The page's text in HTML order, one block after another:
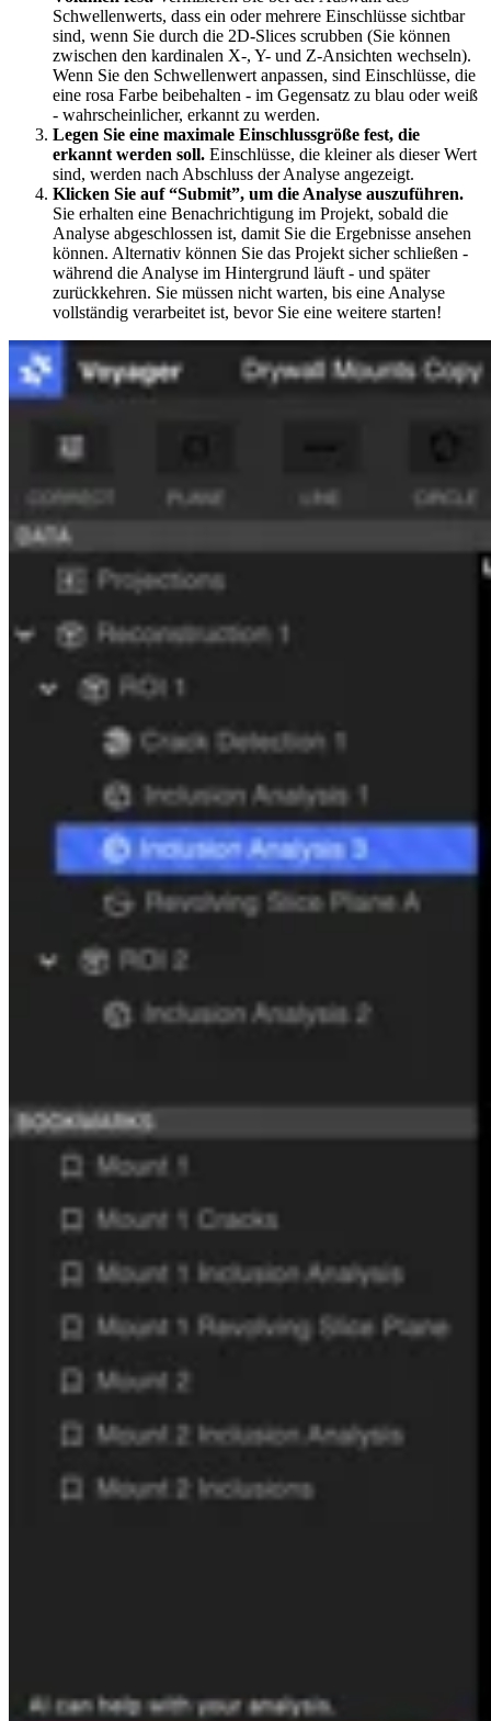
Schwellenwerts, dass ein oder mehrere Einschlüsse sichtbar
sind, wenn Sie durch die 2D-Slices scrubben (Sie können
zwischen den kardinalen X-, Y- und Z-Ansichten wechseln).
Wenn Sie den Schwellenwert anpassen, sind Einschlüsse, die
eine rosa Farbe beibehalten - im Gegensatz zu blau oder weiß
- wahrscheinlicher, erkannt zu werden.
Legen Sie eine maximale Einschlussgröße fest, die
erkannt werden soll. Einschlüsse, die kleiner als dieser Wert
sind, werden nach Abschluss der Analyse angezeigt.
Klicken Sie auf “Submit”, um die Analyse auszuführen.
Sie erhalten eine Benachrichtigung im Projekt, sobald die
Analyse abgeschlossen ist, damit Sie die Ergebnisse ansehen
können. Alternativ können Sie das Projekt sicher schließen -
während die Analyse im Hintergrund läuft - und später
zurückkehren. Sie müssen nicht warten, bis eine Analyse
vollständig verarbeitet ist, bevor Sie eine weitere starten!